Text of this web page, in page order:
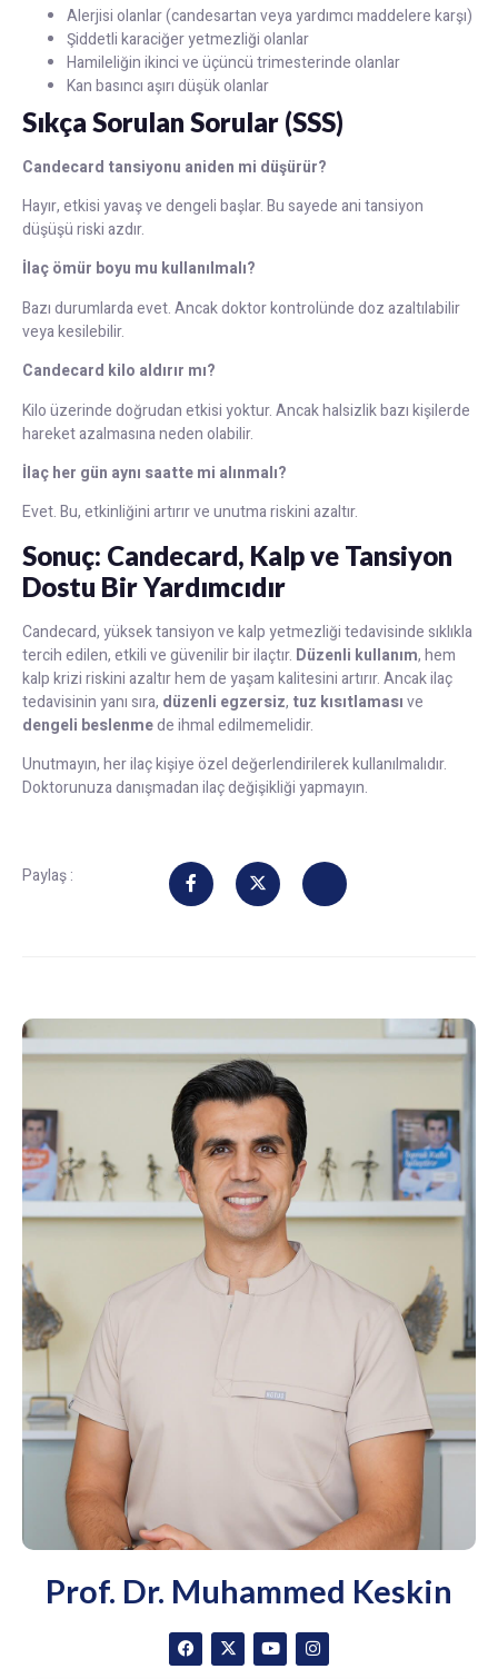
Alerjisi olanlar (candesartan veya yardımcı maddelere karşı)
Şiddetli karaciğer yetmezliği olanlar
Hamileliğin ikinci ve üçüncü trimesterinde olanlar
Kan basıncı aşırı düşük olanlar
Sıkça Sorulan Sorular (SSS)
Candecard tansiyonu aniden mi düşürür?
Hayır, etkisi yavaş ve dengeli başlar. Bu sayede ani tansiyon
düşüşü riski azdır.
İlaç ömür boyu mu kullanılmalı?
Bazı durumlarda evet. Ancak doktor kontrolünde doz azaltılabilir
veya kesilebilir.
Candecard kilo aldırır mı?
Kilo üzerinde doğrudan etkisi yoktur. Ancak halsizlik bazı kişilerde
hareket azalmasına neden olabilir.
İlaç her gün aynı saatte mi alınmalı?
Evet. Bu, etkinliğini artırır ve unutma riskini azaltır.
Sonuç: Candecard, Kalp ve Tansiyon
Dostu Bir Yardımcıdır
Candecard, yüksek tansiyon ve kalp yetmezliği tedavisinde sıklıkla
tercih edilen, etkili ve güvenilir bir ilaçtır. Düzenli kullanım, hem
kalp krizi riskini azaltır hem de yaşam kalitesini artırır. Ancak ilaç
tedavisinin yanı sıra, düzenli egzersiz, tuz kısıtlamasıve
dengeli beslenmede ihmal edilmemelidir.
Unutmayın, her ilaç kişiye özel değerlendirilerek kullanılmalıdır.
Doktorunuza danışmadan ilaç değişikliği yapmayın.
Paylaş :
Prof. Dr. Muhammed Keskin